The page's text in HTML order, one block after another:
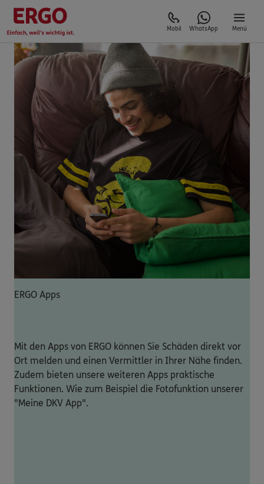
Mobil WhatsApp Menü
ERGO Apps
Mit den Apps von ERGO können Sie Schäden direkt vor
Ort melden und einen Vermittler in Ihrer Nähe finden.
Zudem bieten unsere weiteren Apps praktische
Funktionen. Wie zum Beispiel die Fotofunktion unserer
"Meine DKV App".